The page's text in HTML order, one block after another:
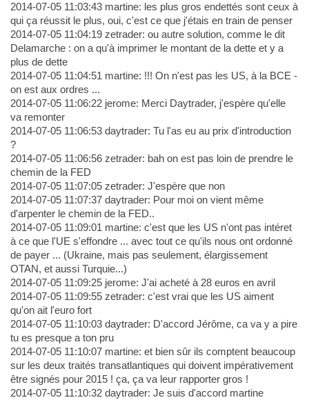
2014-07-05 11:03:43 martine: les plus gros endettés sont ceux à
qui ça réussit le plus, oui, c'est ce que j'étais en train de penser
2014-07-05 11:04:19 zetrader: ou autre solution, comme le dit
Delamarche : on a qu'à imprimer le montant de la dette et y a
plus de dette
2014-07-05 11:04:51 martine: !!! On n'est pas les US, à la BCE -
on est aux ordres ...
2014-07-05 11:06:22 jerome: Merci Daytrader, j'espère qu'elle
va remonter
2014-07-05 11:06:53 daytrader: Tu l'as eu au prix d'introduction
?
2014-07-05 11:06:56 zetrader: bah on est pas loin de prendre le
chemin de la FED
2014-07-05 11:07:05 zetrader: J'espère que non
2014-07-05 11:07:37 daytrader: Pour moi on vient même
d'arpenter le chemin de la FED..
2014-07-05 11:09:01 martine: c'est que les US n'ont pas intéret
à ce que l'UE s'effondre ... avec tout ce qu'ils nous ont ordonné
de payer ... (Ukraine, mais pas seulement, élargissement
OTAN, et aussi Turquie...)
2014-07-05 11:09:25 jerome: J'ai acheté à 28 euros en avril
2014-07-05 11:09:55 zetrader: c'est vrai que les US aiment
qu'on ait l'euro fort
2014-07-05 11:10:03 daytrader: D'accord Jérôme, ca va y a pire
tu es presque a ton pru
2014-07-05 11:10:07 martine: et bien sûr ils comptent beaucoup
sur les deux traités transatlantiques qui doivent impérativement
être signés pour 2015 ! ça, ça va leur rapporter gros !
2014-07-05 11:10:32 daytrader: Je suis d'accord martine